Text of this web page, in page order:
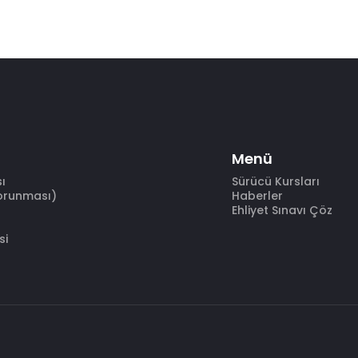
Menü
Sürücü Kursları
Haberler
Ehliyet Sınavı Çöz